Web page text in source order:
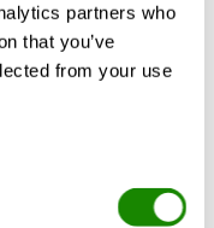
partners who
that you’ve
from your use
do wymiany
trybie
obiegu z